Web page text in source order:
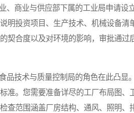
商业与供应部下属的工业局申请设
明投资项目、生产技术、机械设备清
契合度以及对环境的影响，审批通过
技术与质量控制局的角色在此凸显
准。您需要准备详尽的工厂布局图、
查范围涵盖厂房结构、通风、照明、